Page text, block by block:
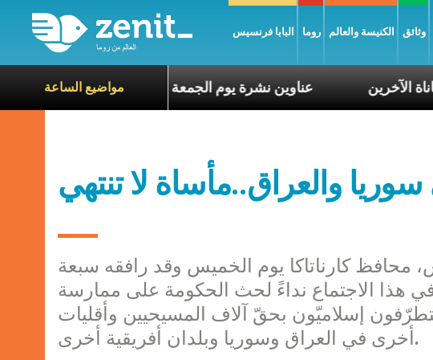
البابا فرنسيس روما الكنيسة والعالم وثائق
مواضيع الساعةعناوين نشرة يوم الجمعة 7 آب 2026: السلام يُبنى بصبر يومًا بعد يوم مع معاناة الآخرين
والعراق..مأساة لا تنتهي
محافظ كارناتاكا يوم الخميس وقد رافقه سبعة
هذا الاجتماع نداءً لحث الحكومة على ممارسة
إسلاميّون بحقّ آلاف المسيحيين وأقليات
أخرى في العراق وسوريا وبلدان أفريقية أخرى.